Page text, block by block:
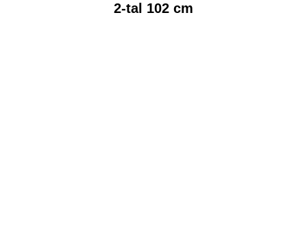
2-tal 102 cm